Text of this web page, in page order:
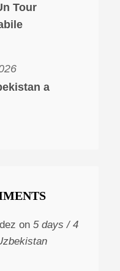
Tour
a
on 5 days / 4